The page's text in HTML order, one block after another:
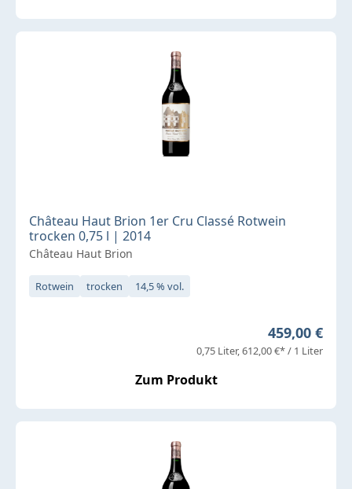
Château Haut Brion 1er Cru Classé Rotwein
trocken 0,75 l | 2014
Château Haut Brion
Rotwein trocken 14,5 % vol.
Regulärer
459,00 €
0,75 Liter 612,00 €* / 1 Liter
Zum Produkt